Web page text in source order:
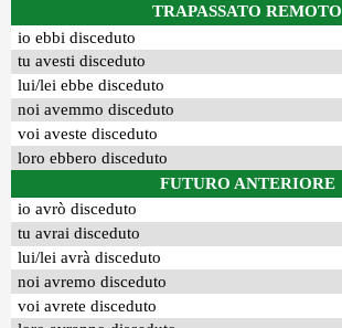
TRAPASSATO REMOTO
io ebbi disceduto
tu avesti disceduto
lui/lei ebbe disceduto
noi avemmo disceduto
voi aveste disceduto
loro ebbero disceduto
FUTURO ANTERIORE
io avrò disceduto
tu avrai disceduto
lui/lei avrà disceduto
noi avremo disceduto
voi avrete disceduto